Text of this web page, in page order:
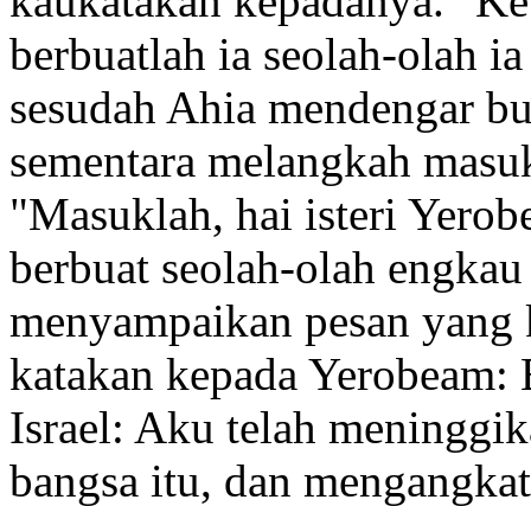
berbuatlah ia seolah-olah
sesudah Ahia mendengar
sementara melangkah
"Masuklah, hai isteri
berbuat seolah-olah
menyampaikan pesan
katakan kepada
Israel: Aku telah
bangsa itu, dan